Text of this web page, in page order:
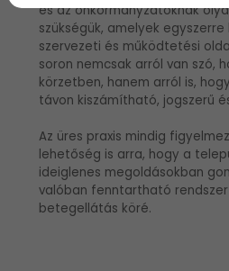
és az önkormányzatoknak
szükségük, amelyek egyszerre
szervezeti és működtetési
soron nemcsak arról van szó,
körzetben, hanem arról is,
távon kiszámítható, jogszerű
Az üres praxis mindig
lehetőség is arra, hogy a
ideiglenes megoldásokban
valóban fenntartható
betegellátás köré.